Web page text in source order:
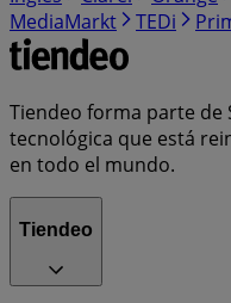
MediaMarkt
TEDi
Tiendeo forma parte de
tecnológica que está
en todo el mundo.
Tiendeo